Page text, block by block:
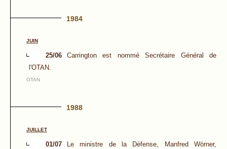
1984
JUIN
25/06
Carrington est nommé Secrétaire Général de
l'OTAN.
OTAN
1988
JUILLET
01/07
Le ministre de la Défense, Manfred Wörner,